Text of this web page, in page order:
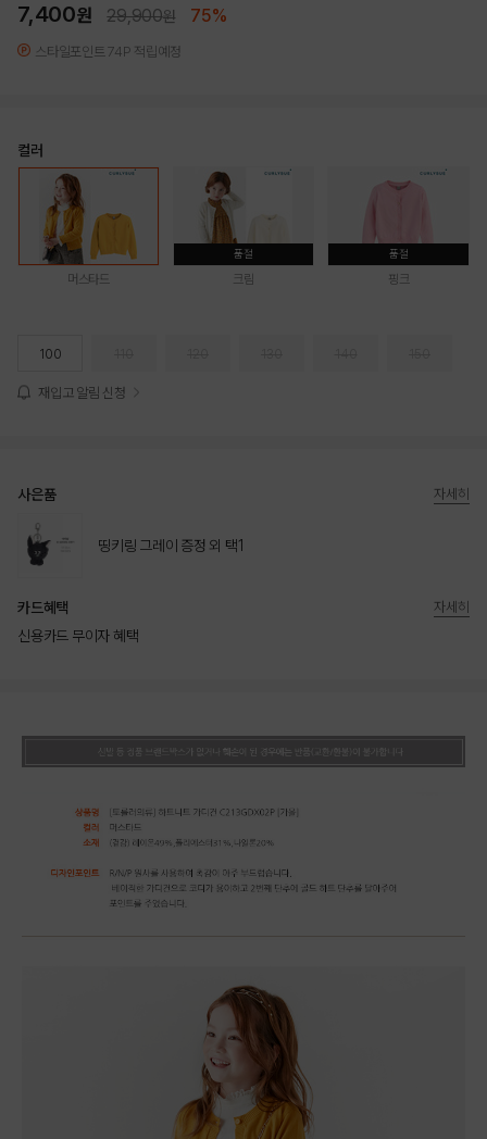
7,400원 29,900원 75%
스타일포인트 74P 적립예정
컬러
머스타드
품절
크림
품절
핑크
100
재입고 알림 신청
사은품
띵키링 그레이 증정 외 택1
자세히
카드혜택
신용카드 무이자 혜택
자세히